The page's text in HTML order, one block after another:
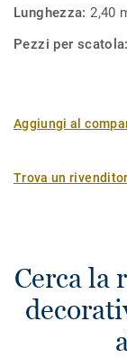
Lunghezza:2,40
Pezzi per scatola:
Aggiungi al
Trova un
Cerca la